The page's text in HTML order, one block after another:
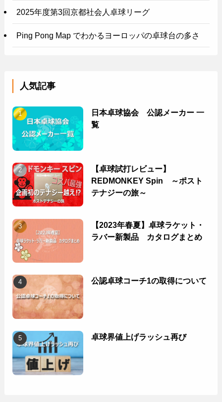
2025年度第3回京都社会人卓球リーグ
Ping Pong Map でわかるヨーロッパの卓球台の多さ
人気記事
日本卓球協会 公認メーカー 一
覧
【卓球試打レビュー】
REDMONKEY Spin ～ポスト
テナジーの旅～
【2023年春夏】卓球ラケット・
ラバー新製品 カタログまとめ
公認卓球コーチ1の取得について
卓球界値上げラッシュ再び